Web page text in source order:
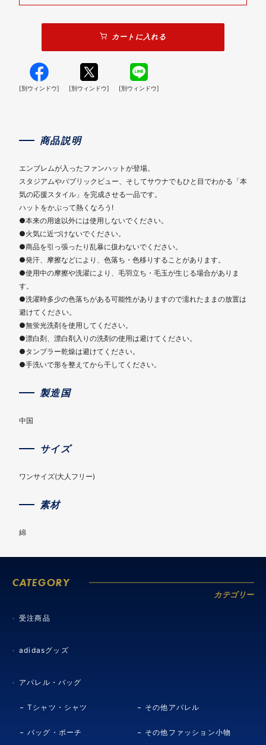
カートに入れる
[別ウィンドウ] [別ウィンドウ] [別ウィンドウ]
商品説明
エンブレムが入ったファンハットが登場。
スタジアムやパブリックビュー、そしてサウナでもひと目でわかる「本
気の応援スタイル」を完成させる一品です。
ハットをかぶって熱くなろう!
●本来の用途以外には使用しないでください。
●火気に近づけないでください。
●商品を引っ張ったり乱暴に扱わないでください。
●発汗、摩擦などにより、色落ち・色移りすることがあります。
●使用中の摩擦や洗濯により、毛羽立ち・毛玉が生じる場合がありま
す。
●洗濯時多少の色落ちがある可能性がありますので濡れたままの放置は
避けてください。
●無蛍光洗剤を使用してください。
●漂白剤、漂白剤入りの洗剤の使用は避けてください。
●タンブラー乾燥は避けてください。
●手洗いで形を整えてから干してください。
製造国
中国
サイズ
ワンサイズ(大人フリー)
素材
綿
CATEGORY
カテゴリー
受注商品
adidasグッズ
アパレル・バッグ
Tシャツ・シャツ その他アパレル
バッグ・ポーチ その他ファッション小物